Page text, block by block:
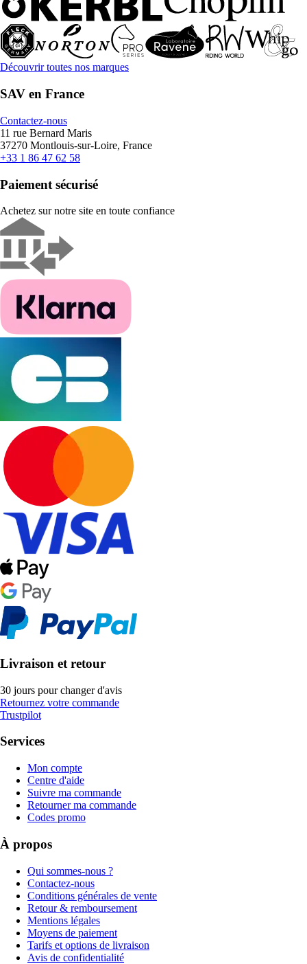
Découvrir toutes nos marques
SAV en France
Contactez-nous
11 rue Bernard Maris
37270 Montlouis-sur-Loire, France
+33 1 86 47 62 58
Paiement sécurisé
Achetez sur notre site en toute confiance
Livraison et retour
30 jours pour changer d'avis
Retournez votre commande
Trustpilot
Services
Mon compte
Centre d'aide
Suivre ma commande
Retourner ma commande
Codes promo
À propos
Qui sommes-nous ?
Contactez-nous
Conditions générales de vente
Retour & remboursement
Mentions légales
Moyens de paiement
Tarifs et options de livraison
Avis de confidentialité